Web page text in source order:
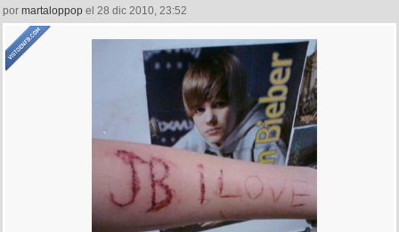
por martaloppop el 28 dic 2010, 23:52